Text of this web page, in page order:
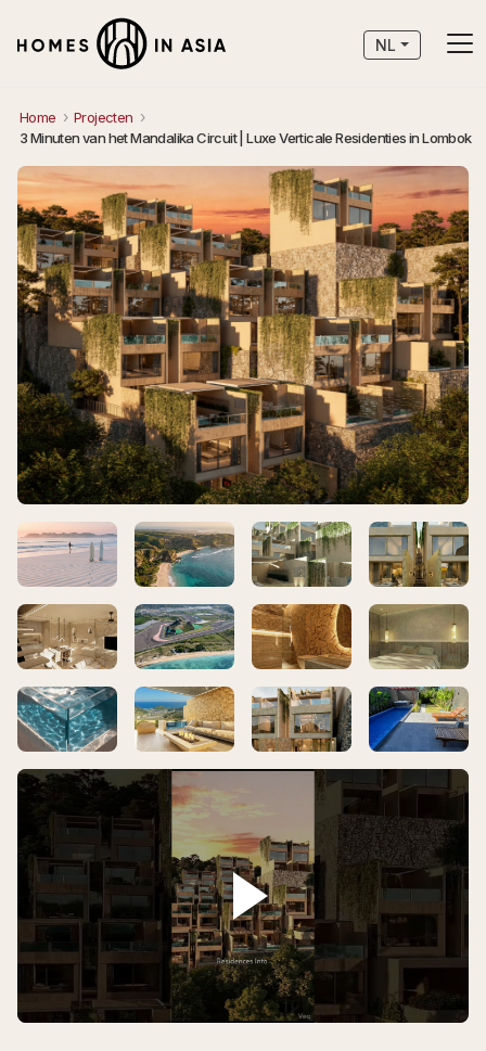
NL
Home
Projecten
3 Minuten van het Mandalika Circuit | Luxe Verticale Residenties in Lombok